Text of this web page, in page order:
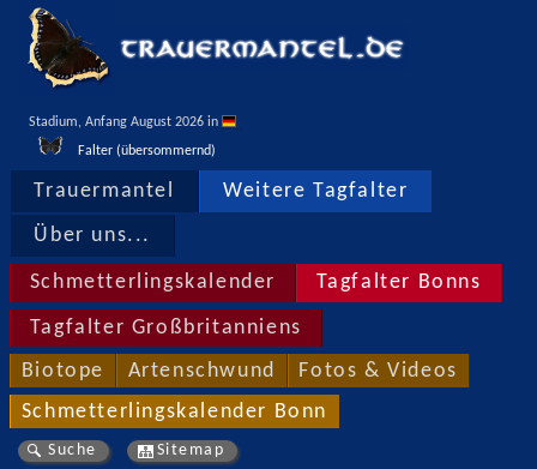
Stadium, Anfang August 2026 in
Falter (übersommernd)
Trauermantel Weitere Tagfalter
Über uns...
Schmetterlingskalender Tagfalter Bonns
Tagfalter Großbritanniens
Biotope Artenschwund Fotos & Videos
Schmetterlingskalender Bonn
Suche Sitemap